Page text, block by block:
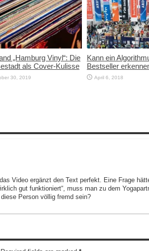
„Hamburg Vinyl“: Die
als Cover-Kulisse
30, 2019
Kann ein
Bestseller
April 6, 2018
Video ergänzt den Text perfekt. Eine Frage
gut funktioniert“, muss man zu dem
Person völlig fremd sein?